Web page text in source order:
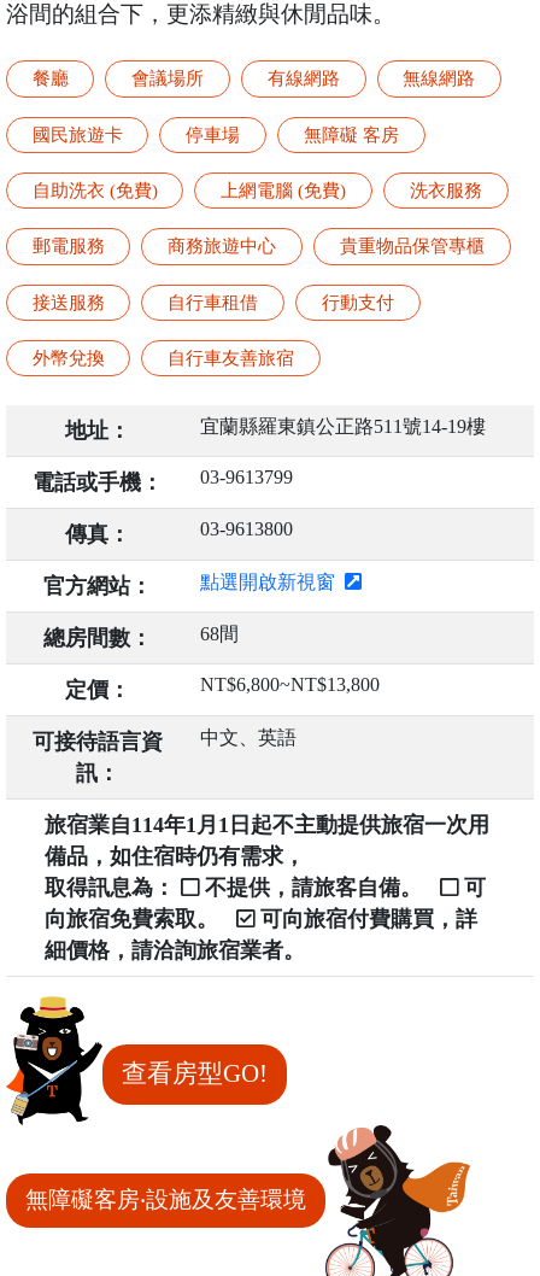
浴間的組合下，更添精緻與休閒品味。
餐廳 會議場所 有線網路 無線網路
國民旅遊卡 停車場 無障礙 客房
自助洗衣 (免費) 上網電腦 (免費) 洗衣服務
郵電服務 商務旅遊中心 貴重物品保管專櫃
接送服務 自行車租借 行動支付
外幣兌換 自行車友善旅宿
地址： 宜蘭縣羅東鎮公正路511號14-19樓
電話或手機： 03-9613799
傳真： 03-9613800
官方網站： 點選開啟新視窗
總房間數： 68間
定價： NT$6,800~NT$13,800
可接待語言資
訊：
中文、英語
旅宿業自114年1月1日起不主動提供旅宿一次用
備品，如住宿時仍有需求，
取得訊息為：
不提供，請旅客自備。
可
向旅宿免費索取。
可向旅宿付費購買，詳
細價格，請洽詢旅宿業者。
查看房型GO!
無障礙客房‧設施及友善環境